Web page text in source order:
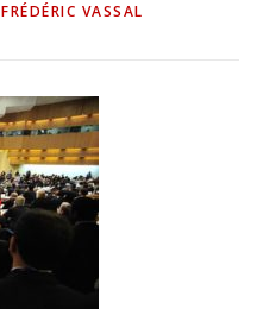
FRÉDÉRIC VASSAL